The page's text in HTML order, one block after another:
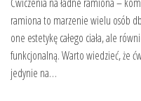
ramiona to marzenie wielu osób
one estetykę całego ciała, ale
funkcjonalną. Warto wiedzieć, że
jedynie na…